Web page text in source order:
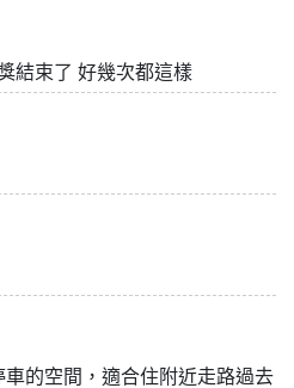
結束了 好幾次都這樣
的空間，適合住附近走路過去